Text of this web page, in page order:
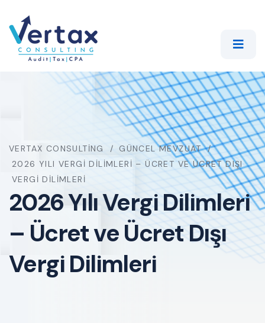
VERTAX CONSULTING
GÜNCEL MEVZUAT
2026 YILI VERGI DILIMLERI – ÜCRET VE ÜCRET DIŞI
VERGI DILIMLERI
2026 Yılı Vergi Dilimleri
– Ücret ve Ücret Dışı
Vergi Dilimleri